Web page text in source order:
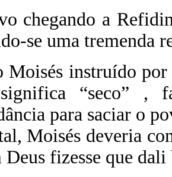
chegando a
se uma tremenda
Moisés instruído
“seco” ,
para saciar o
Moisés deveria
Deus fizesse que dali